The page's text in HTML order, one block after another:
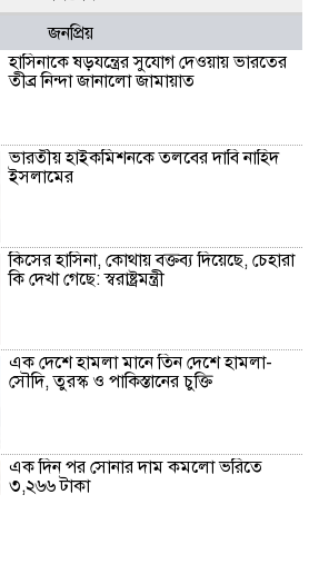
জনপ্রিয়
হাসিনাকে ষড়যন্ত্রের সুযোগ দেওয়ায় ভারতের
তীব্র নিন্দা জানালো জামায়াত
ভারতীয় হাইকমিশনকে তলবের দাবি নাহিদ
ইসলামের
কিসের হাসিনা, কোথায় বক্তব্য দিয়েছে, চেহারা
কি দেখা গেছে: স্বরাষ্ট্রমন্ত্রী
এক দেশে হামলা মানে তিন দেশে হামলা-
সৌদি, তুরস্ক ও পাকিস্তানের চুক্তি
এক দিন পর সোনার দাম কমলো ভরিতে
৩,২৬৬ টাকা